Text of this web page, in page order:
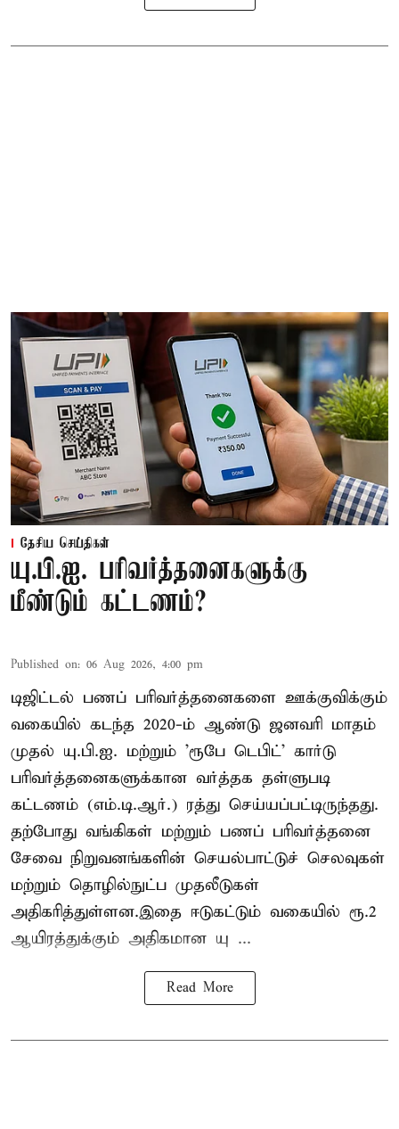
தேசிய செய்திகள்
யு.பி.ஐ. பரிவர்த்தனைகளுக்கு
மீண்டும் கட்டணம்?
Published on: 06 Aug 2026, 4:00 pm
டிஜிட்டல் பணப் பரிவர்த்தனைகளை ஊக்குவிக்கும்
வகையில் கடந்த 2020-ம் ஆண்டு ஜனவரி மாதம்
முதல் யு.பி.ஐ. மற்றும் 'ரூபே டெபிட்' கார்டு
பரிவர்த்தனைகளுக்கான வர்த்தக தள்ளுபடி
கட்டணம் (எம்.டி.ஆர்.) ரத்து செய்யப்பட்டிருந்தது.
தற்போது வங்கிகள் மற்றும் பணப் பரிவர்த்தனை
சேவை நிறுவனங்களின் செயல்பாட்டுச் செலவுகள்
மற்றும் தொழில்நுட்ப முதலீடுகள்
அதிகரித்துள்ளன.இதை ஈடுகட்டும் வகையில் ரூ.2
ஆயிரத்துக்கும் அதிகமான யு ...
Read More